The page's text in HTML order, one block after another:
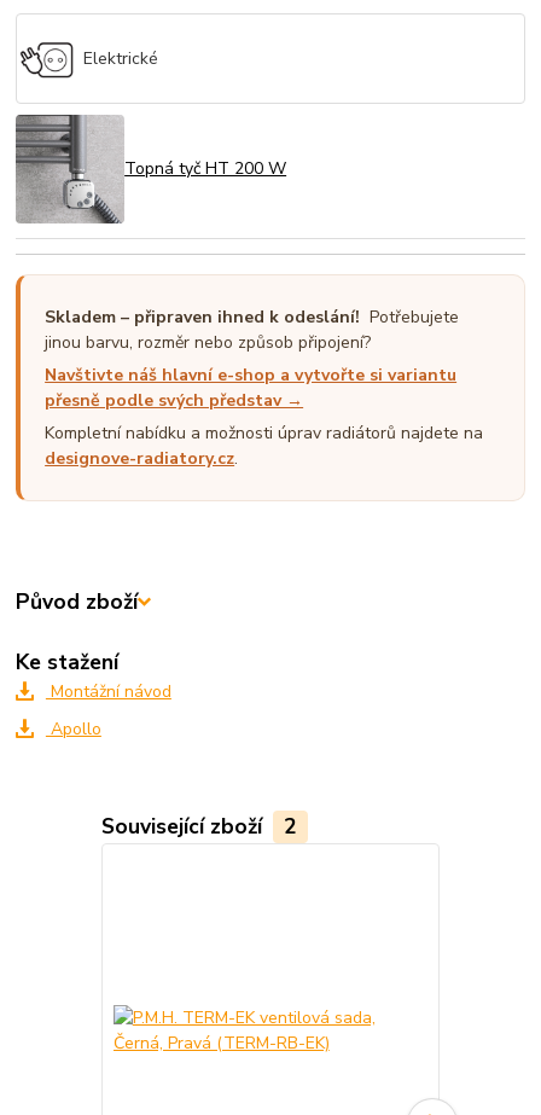
Elektrické
Topná tyč HT 200 W
Skladem – připraven ihned k odeslání! Potřebujete
jinou barvu, rozměr nebo způsob připojení?
Navštivte náš hlavní e-shop a vytvořte si variantu
přesně podle svých představ →
Kompletní nabídku a možnosti úprav radiátorů najdete na
designove-radiatory.cz.
Původ zboží
Ke stažení
Montážní návod
Apollo
Související zboží 2